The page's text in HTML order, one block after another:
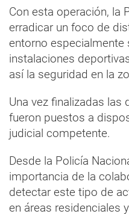
Con esta operación, la
erradicar un foco de
entorno especialmente
instalaciones
así la seguridad en la
Una vez finalizadas las
fueron puestos a
judicial competente.
Desde la Policía
importancia de la
detectar este tipo de
en áreas residenciales